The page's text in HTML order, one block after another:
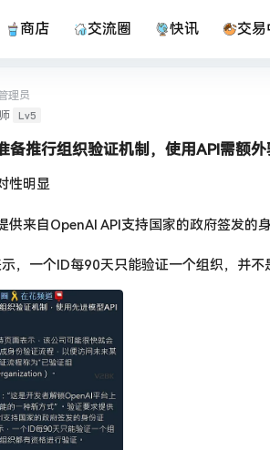
商店 交流圈 快讯 交易
理员
Lv5
备推行组织验证机制，使用API需额
性明显
供来自OpenAl API支持国家的政府签发的身
，一个ID每90天只能验证一个组织，并不